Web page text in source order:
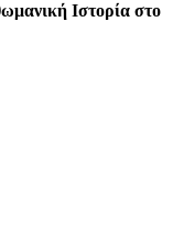
Ιστορία στο